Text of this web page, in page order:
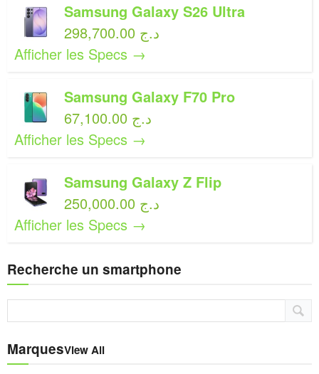
Samsung Galaxy S26 Ultra
298,700.00 د.ج
Afficher les Specs →
Samsung Galaxy F70 Pro
67,100.00 د.ج
Afficher les Specs →
Samsung Galaxy Z Flip
250,000.00 د.ج
Afficher les Specs →
Recherche un smartphone
MarquesView All